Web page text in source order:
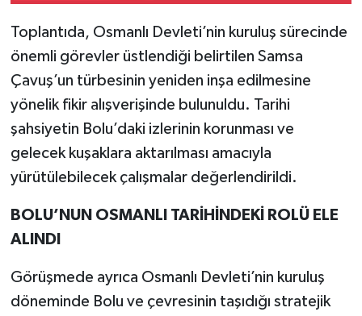
Toplantıda, Osmanlı Devleti’nin kuruluş sürecinde
önemli görevler üstlendiği belirtilen Samsa
Çavuş’un türbesinin yeniden inşa edilmesine
yönelik fikir alışverişinde bulunuldu. Tarihi
şahsiyetin Bolu’daki izlerinin korunması ve
gelecek kuşaklara aktarılması amacıyla
yürütülebilecek çalışmalar değerlendirildi.
BOLU’NUN OSMANLI TARİHİNDEKİ ROLÜ ELE
ALINDI
Görüşmede ayrıca Osmanlı Devleti’nin kuruluş
döneminde Bolu ve çevresinin taşıdığı stratejik